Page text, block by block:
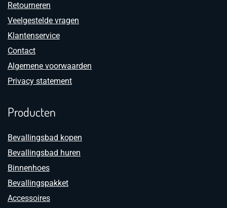
Retourneren
Veelgestelde vragen
Klantenservice
Contact
Algemene voorwaarden
Privacy statement
Producten
Bevallingsbad kopen
Bevallingsbad huren
Binnenhoes
Bevallingspakket
Accessoires